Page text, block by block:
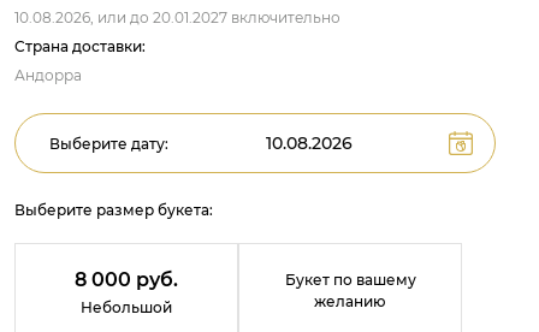
10.08.2026, или до 20.01.2027 включительно
Страна доставки:
Андорра
Выберите дату:
Выберите размер букета:
8 000 руб.
Небольшой
Букет по вашему
желанию